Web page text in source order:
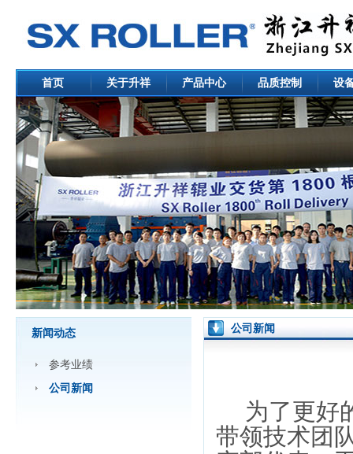
首页 关于升祥 产品中心 品质控制 设
新闻动态
参考业绩
公司新闻
公司新闻
为了更好
带领技术团